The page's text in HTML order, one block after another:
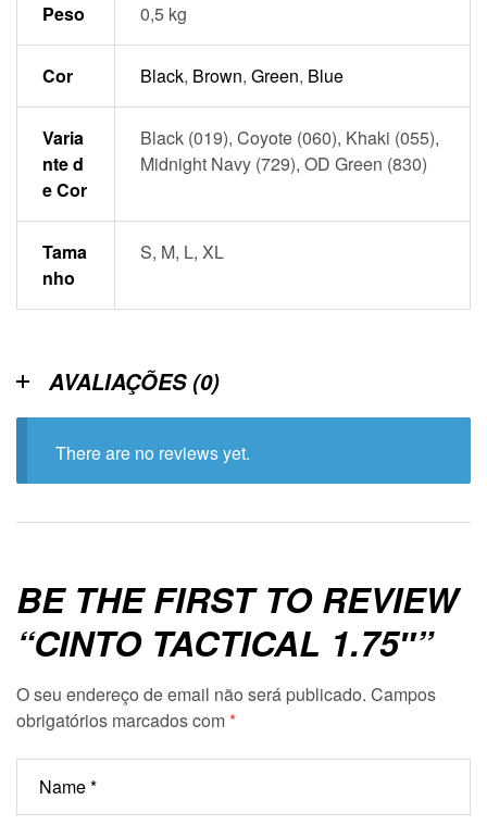
Peso 0,5 kg
Cor Black, Brown, Green, Blue
Varia
nte d
e Cor
Black (019), Coyote (060), Khaki (055),
Midnight Navy (729), OD Green (830)
Tama
nho
S, M, L, XL
AVALIAÇÕES (0)
There are no reviews yet.
BE THE FIRST TO REVIEW
“CINTO TACTICAL 1.75″”
O seu endereço de email não será publicado. Campos
obrigatórios marcados com*